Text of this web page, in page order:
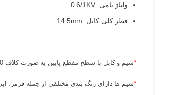
ولتاژ نامی: 0.6/1KV
قطر کلی کابل: 14.5mm
*سیم و کابل با سطح مقطع پایین به صورت کلاف 100 متری به فروش می رسد.
*سیم ها دارای رنگ بندی مختلفی از جمله قرمز،